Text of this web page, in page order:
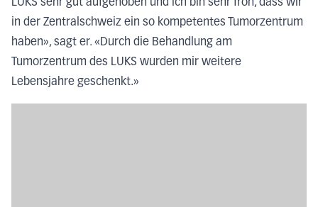
LUKS sehr gut aufgehoben und ich bin sehr froh, dass wir
in der Zentralschweiz ein so kompetentes Tumorzentrum
haben», sagt er. «Durch die Behandlung am
Tumorzentrum des LUKS wurden mir weitere
Lebensjahre geschenkt.»